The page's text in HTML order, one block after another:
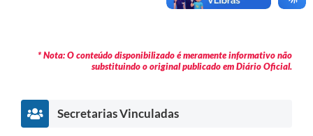
* Nota: O conteúdo disponibilizado é meramente informativo não
substituindo o original publicado em Diário Oficial.
Secretarias Vinculadas